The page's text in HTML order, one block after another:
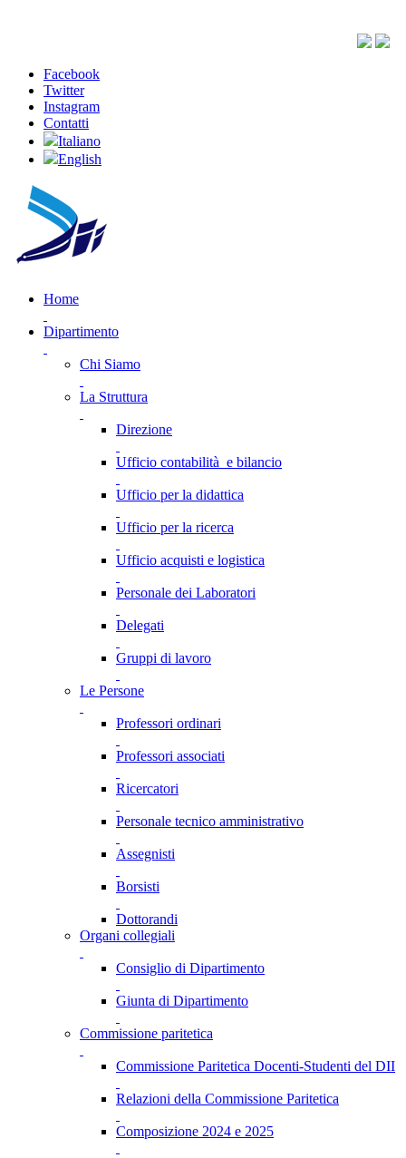
Facebook
Twitter
Instagram
Contatti
Italiano
English
Home
Dipartimento
Chi Siamo
La Struttura
Direzione
Ufficio contabilità e bilancio
Ufficio per la didattica
Ufficio per la ricerca
Ufficio acquisti e logistica
Personale dei Laboratori
Delegati
Gruppi di lavoro
Le Persone
Professori ordinari
Professori associati
Ricercatori
Personale tecnico amministrativo
Assegnisti
Borsisti
Dottorandi
Organi collegiali
Consiglio di Dipartimento
Giunta di Dipartimento
Commissione paritetica
Commissione Paritetica Docenti-Studenti del DII
Relazioni della Commissione Paritetica
Composizione 2024 e 2025